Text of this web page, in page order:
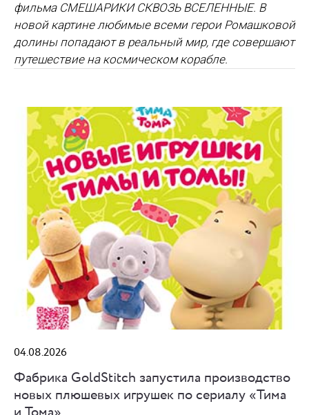
фильма СМЕШАРИКИ СКВОЗЬ ВСЕЛЕННЫЕ. В
новой картине любимые всеми герои Ромашковой
долины попадают в реальный мир, где совершают
путешествие на космическом корабле.
04.08.2026
Фабрика GoldStitch запустила производство
новых плюшевых игрушек по сериалу «Тима